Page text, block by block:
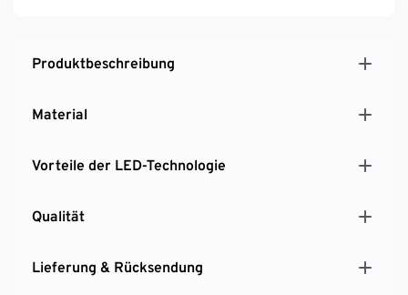
Produktbeschreibung
Material
Vorteile der LED-Technologie
Qualität
Lieferung & Rücksendung